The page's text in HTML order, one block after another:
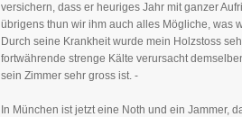
versichern, dass er heuriges Jahr mit ganzer
übrigens thun wir ihm auch alles Mögliche, was
Durch seine Krankheit wurde mein Holzstoss
fortwährende strenge Kälte verursacht
sein Zimmer sehr gross ist. -
In München ist jetzt eine Noth und ein Jammer,